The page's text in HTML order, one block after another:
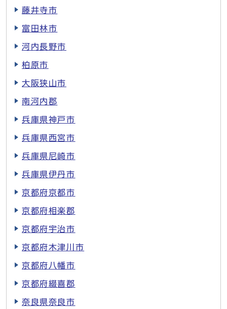
藤井寺市
富田林市
河内長野市
柏原市
大阪狭山市
南河内郡
兵庫県神戸市
兵庫県西宮市
兵庫県尼崎市
兵庫県伊丹市
京都府京都市
京都府相楽郡
京都府宇治市
京都府木津川市
京都府八幡市
京都府綴喜郡
奈良県奈良市